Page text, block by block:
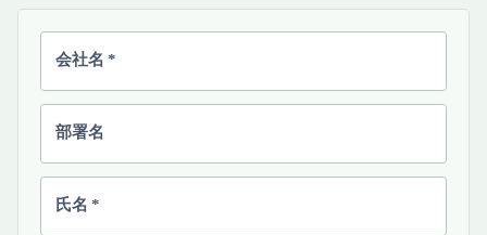
会社名 *
部署名
氏名 *